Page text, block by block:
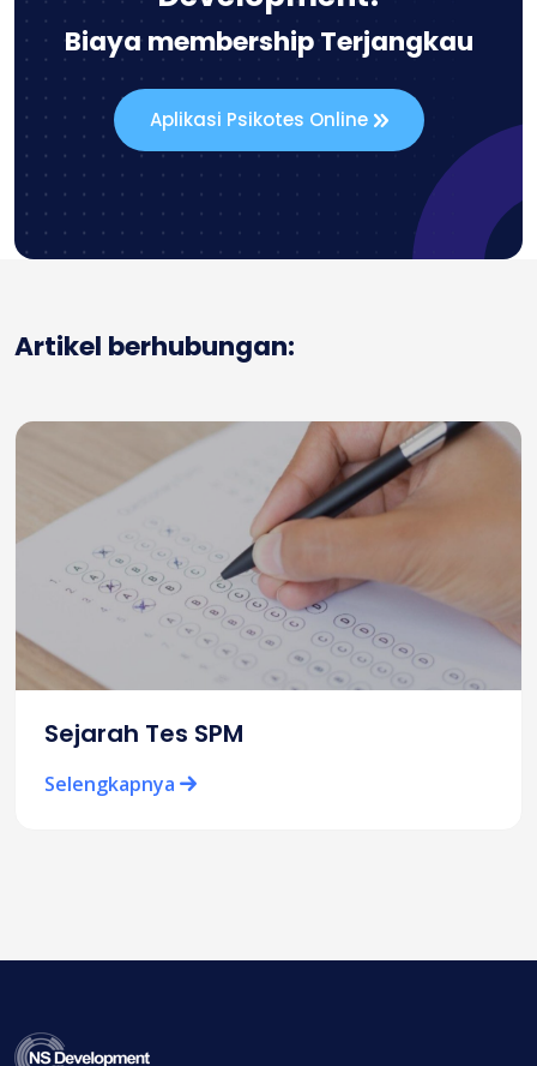
Biaya membership Terjangkau
Aplikasi Psikotes Online
Artikel berhubungan:
Sejarah Tes SPM
Selengkapnya